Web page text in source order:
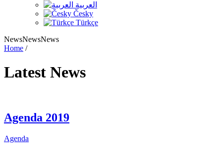
العربية
Česky
Türkçe
NewsNewsNews
Home /
Latest News
Agenda 2019
Agenda